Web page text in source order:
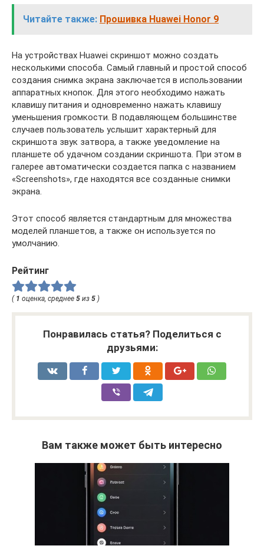
Читайте также: Прошивка Huawei Honor 9
На устройствах Huawei скриншот можно создать
несколькими способа. Самый главный и простой способ
создания снимка экрана заключается в использовании
аппаратных кнопок. Для этого необходимо нажать
клавишу питания и одновременно нажать клавишу
уменьшения громкости. В подавляющем большинстве
случаев пользователь услышит характерный для
скриншота звук затвора, а также уведомление на
планшете об удачном создании скриншота. При этом в
галерее автоматически создается папка с названием
«Screenshots», где находятся все созданные снимки
экрана.
Этот способ является стандартным для множества
моделей планшетов, а также он используется по
умолчанию.
Рейтинг
( 1 оценка, среднее 5 из 5 )
Понравилась статья? Поделиться с
друзьями:
Вам также может быть интересно